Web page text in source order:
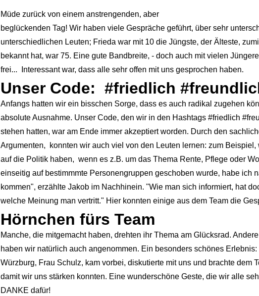
Müde zurück von einem anstrengenden, aber
beglückenden Tag! Wir haben viele Gespräche geführt, über sehr
unterschiedlichen Leuten; Frieda war mit 10 die Jüngste, der Älteste,
bekannt hat, war 75. Eine gute Bandbreite, - doch auch mit vielen
frei... Interessant war, dass alle sehr offen mit uns gesprochen haben.
Unser Code: #friedlich
Anfangs hatten wir ein bisschen Sorge, dass es auch radikal zugehen
absolute Ausnahme. Unser Code, den wir in den Hashtags #friedlich
stehen hatten, war am Ende immer akzeptiert worden. Durch den
Argumenten, konnten wir auch viel von den Leuten lernen: zum
auf die Politik haben, wenn es z.B. um das Thema Rente, Pflege oder
einseitig auf bestimmmte Personengruppen geschoben wurde, habe ich
kommen", erzählte Jakob im Nachhinein. "Wie man sich informiert, hat
welche Meinung man vertritt." Hier konnten einige aus dem Team die
Hörnchen fürs Team
Manche, die mitgemacht haben, drehten ihr Thema am Glücksrad.
haben wir natürlich auch angenommen. Ein besonders schönes
Würzburg, Frau Schulz, kam vorbei, diskutierte mit uns und brachte dem
damit wir uns stärken konnten. Eine wunderschöne Geste, die wir alle
DANKE dafür!